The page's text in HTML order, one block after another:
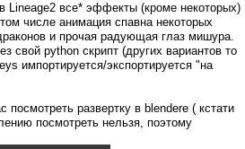
Lineage2 все* эффекты (кроме некоторых)
числе анимация спавна некоторых
и прочая радующая глаз мишура.
свой python скрипт (других вариантов то
импортируется/экспортируется "на
посмотреть развертку в blendere ( кстати
посмотреть нельзя, поэтому